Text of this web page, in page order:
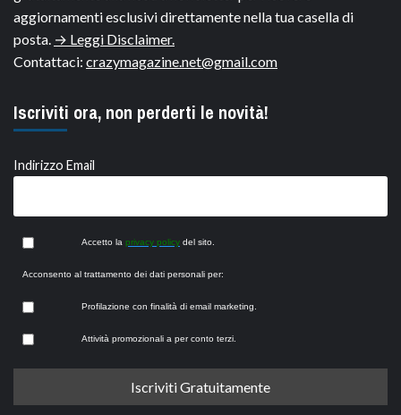
aggiornamenti esclusivi direttamente nella tua casella di
posta. → Leggi Disclaimer.
Contattaci: crazymagazine.net@gmail.com
Iscriviti ora, non perderti le novità!
Indirizzo Email
Accetto la privacy policy del sito.
Acconsento al trattamento dei dati personali per:
Profilazione con finalità di email marketing.
Attività promozionali a per conto terzi.